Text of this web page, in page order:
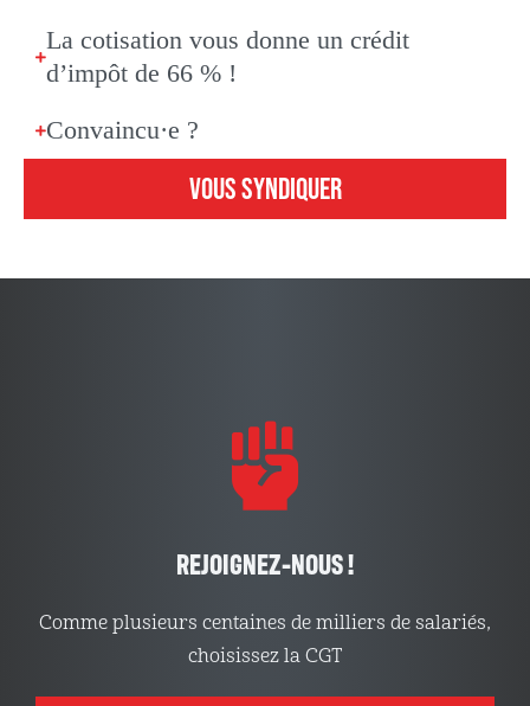
La cotisation vous donne un crédit
d’impôt de 66 % !
Convaincu·e ?
VOUS SYNDIQUER
REJOIGNEZ-NOUS !
Comme plusieurs centaines de milliers de salariés,
choisissez la CGT